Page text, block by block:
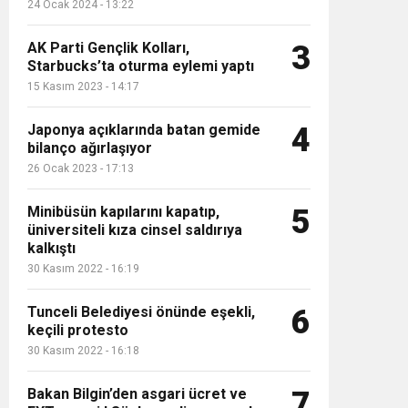
24 Ocak 2024 - 13:22
AK Parti Gençlik Kolları,
Starbucks’ta oturma eylemi yaptı
15 Kasım 2023 - 14:17
3
Japonya açıklarında batan gemide
bilanço ağırlaşıyor
26 Ocak 2023 - 17:13
4
Minibüsün kapılarını kapatıp,
üniversiteli kıza cinsel saldırıya
kalkıştı
30 Kasım 2022 - 16:19
5
Tunceli Belediyesi önünde eşekli,
keçili protesto
30 Kasım 2022 - 16:18
6
Bakan Bilgin’den asgari ücret ve